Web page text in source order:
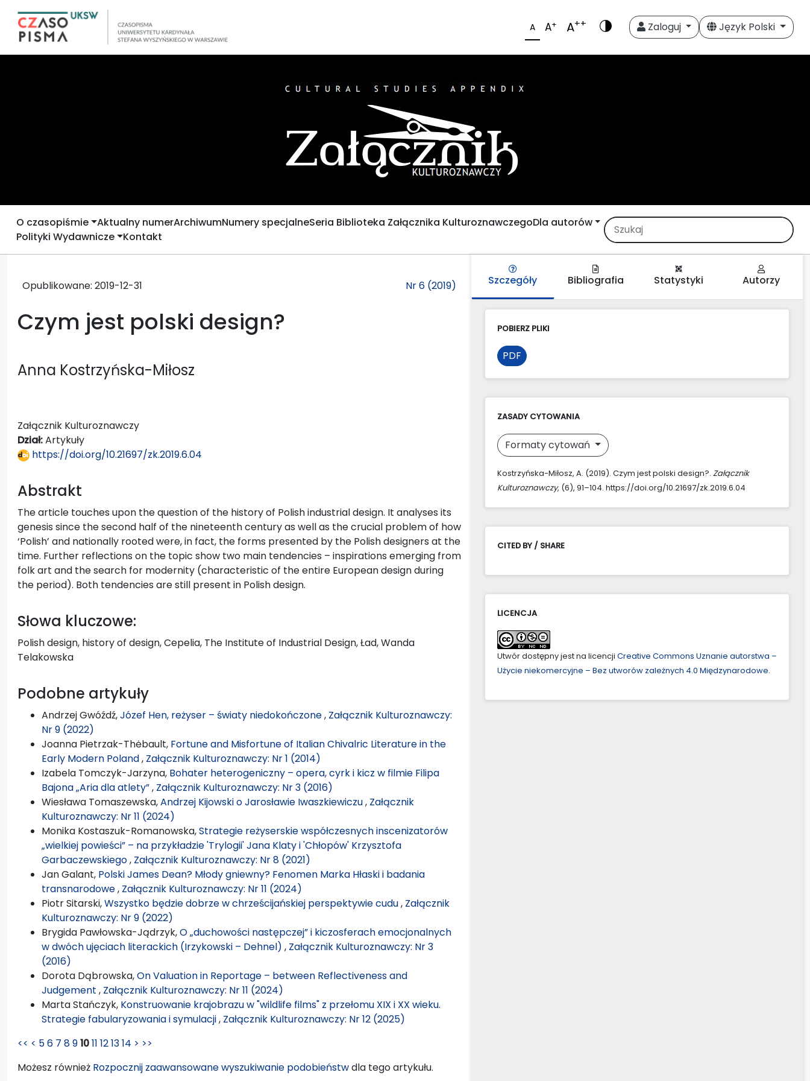
A A+ A++ Zaloguj Język Polski
O czasopiśmie Aktualny numerArchiwumNumery specjalneSeria Biblioteka Załącznika KulturoznawczegoDla autorów
Polityki Wydawnicze Kontakt
Opublikowane: 2019-12-31 Nr 6 (2019)
Czym jest polski design?
Anna Kostrzyńska-Miłosz
Załącznik Kulturoznawczy
Dział:Artykuły
https://doi.org/10.21697/zk.2019.6.04
Abstrakt
The article touches upon the question of the history of Polish industrial design. It analyses its
genesis since the second half of the nineteenth century as well as the crucial problem of how
‘Polish’ and nationally rooted were, in fact, the forms presented by the Polish designers at the
time. Further reflections on the topic show two main tendencies – inspirations emerging from
folk art and the search for modernity (characteristic of the entire European design during
the period). Both tendencies are still present in Polish design.
Słowa kluczowe:
Polish design, history of design, Cepelia, The Institute of Industrial Design, Ład, Wanda
Telakowska
Podobne artykuły
Andrzej Gwóźdź,Józef Hen, reżyser – światy niedokończone, Załącznik Kulturoznawczy:
Nr 9 (2022)
Joanna Pietrzak-Thėbault, Fortune and Misfortune of Italian Chivalric Literature in the
Early Modern Poland, Załącznik Kulturoznawczy: Nr 1 (2014)
Izabela Tomczyk-Jarzyna, Bohater heterogeniczny – opera, cyrk i kicz w filmie Filipa
Bajona „Aria dla atlety”, Załącznik Kulturoznawczy: Nr 3 (2016)
Wiesława Tomaszewska,Andrzej Kijowski o Jarosławie Iwaszkiewiczu, Załącznik
Kulturoznawczy: Nr 11 (2024)
Monika Kostaszuk-Romanowska,Strategie reżyserskie współczesnych inscenizatorów
„wielkiej powieści” – na przykładzie 'Trylogii' Jana Klaty i 'Chłopów' Krzysztofa
Garbaczewskiego, Załącznik Kulturoznawczy: Nr 8 (2021)
Jan Galant, Polski James Dean? Młody gniewny? Fenomen Marka Hłaski i badania
transnarodowe, Załącznik Kulturoznawczy: Nr 11 (2024)
Piotr Sitarski,Wszystko będzie dobrze w chrześcijańskiej perspektywie cudu, Załącznik
Kulturoznawczy: Nr 9 (2022)
Brygida Pawłowska-Jądrzyk,O „duchowości następczej” i kiczosferach emocjonalnych
w dwóch ujęciach literackich (Irzykowski – Dehnel) , Załącznik Kulturoznawczy: Nr 3
(2016)
Dorota Dąbrowska,On Valuation in Reportage – between Reflectiveness and
Judgement , Załącznik Kulturoznawczy: Nr 11 (2024)
Marta Stańczyk, Konstruowanie krajobrazu w "wildlife films" z przełomu XIX i XX wieku.
Strategie fabularyzowania i symulacji, Załącznik Kulturoznawczy: Nr 12 (2025)
<< < 56 7 891011 121314 > >>
Możesz również Rozpocznij zaawansowane wyszukiwanie podobieństwdla tego artykułu.
Szczegóły Bibliografia Statystyki Autorzy
POBIERZ PLIKI
PDF
ZASADY CYTOWANIA
Formaty cytowań
Kostrzyńska-Miłosz, A. (2019). Czym jest polski design?. Załącznik
Kulturoznawczy, (6), 91–104. https://doi.org/10.21697/zk.2019.6.04
CITED BY / SHARE
LICENCJA
Utwór dostępny jest na licencji Creative Commons Uznanie autorstwa –
Użycie niekomercyjne – Bez utworów zależnych 4.0 Międzynarodowe.